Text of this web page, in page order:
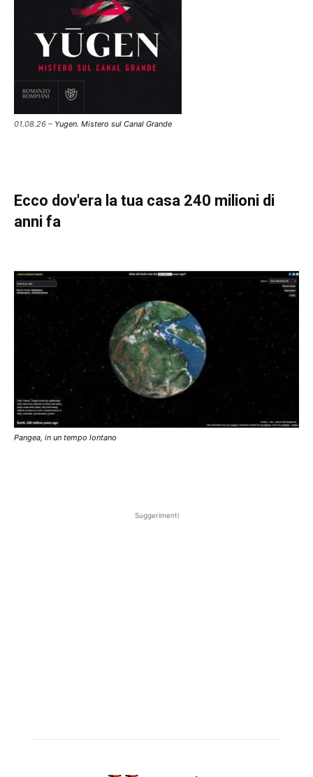
01.08.26 – Yugen. Mistero sul Canal Grande
Ecco dov'era la tua casa 240 milioni di
anni fa
Pangea, in un tempo lontano
Suggerimenti